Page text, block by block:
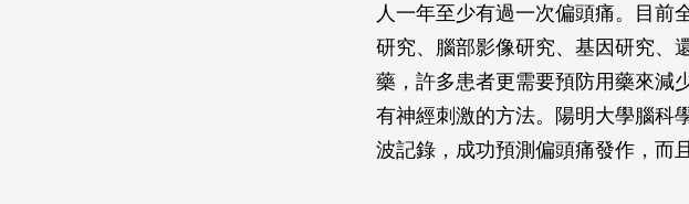
人一年至少有過一次偏頭痛。目前
研究、腦部影像研究、基因研究、
藥，許多患者更需要預防用藥來減
有神經刺激的方法。陽明大學腦科
波記錄，成功預測偏頭痛發作，而